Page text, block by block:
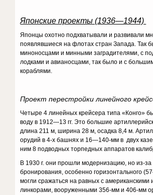
Японские проекты (1936—1944)
Японцы охотно подхватывали и развивали
появлявшиеся на флотах стран Запада. Так
миноносцами и минными заградителями, с
лодками и авианосцами, так было и с
кораблями.
Проект перестройки линейного
Четыре 4 линейных крейсера типа «Конго»
воду в 1912—13 гг. Это большие
длина 211 м, ширина 28 м, осадка 8,4 м.
орудий в 4-х башнях и 16—140-мм в двух
ним 8 подводных торпедных аппаратов
В 1930 г. они прошли модернизацию, но из-за
бронирования, особенно горизонтального
могли сражаться на равных с американскими
линкорами, вооруженными 356-мм и 406-мм